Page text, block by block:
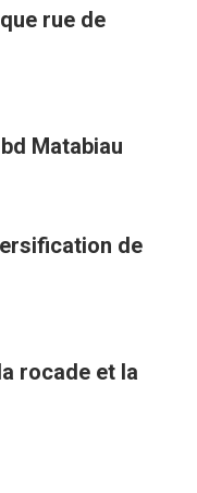
rue de
Matabiau
de
rocade et la